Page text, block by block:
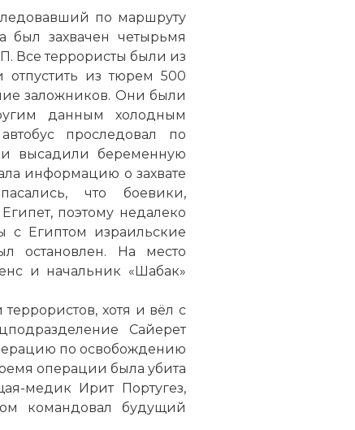
по маршруту
захвачен четырьмя
Все террористы были из
отпустить из тюрем 500
заложников. Они были
данным холодным
проследовал по
высадили беременную
информацию о захвате
что боевики,
поэтому недалеко
с Египтом израильские
остановлен. На место
и начальник «Шабак»
хотя и вёл с
Сайерет
по освобождению
операции была убита
медик Ирит Португез,
командовал будущий